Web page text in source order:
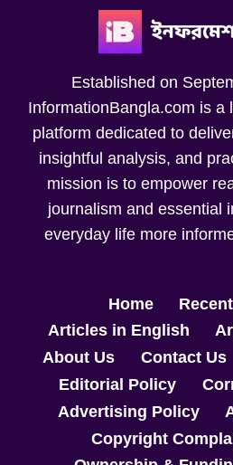
Established on
InformationBangla.com is a
platform dedicated to
insightful analysis, and
mission is to empower
journalism and essential
everyday life more
Home
Articles in English
About Us
Contact Us
Editorial Policy
Advertising Policy
Copyright